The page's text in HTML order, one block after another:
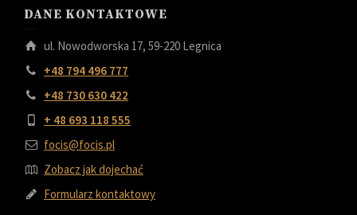
DANE KONTAKTOWE
ul. Nowodworska 17, 59-220 Legnica
+48 794 496 777
+48 730 630 422
+ 48 693 118 555
focis@focis.pl
Zobacz jak dojechać
Formularz kontaktowy